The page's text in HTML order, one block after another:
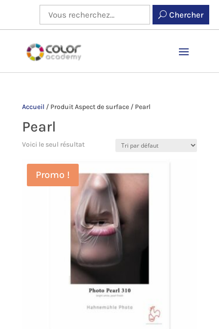
Chercher
Accueil / Produit Aspect de surface/ Pearl
Pearl
Voici le seul résultat
Promo !